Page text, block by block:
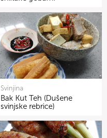
Svinjina
Bak Kut Teh (Dušene
svinjske rebrice)